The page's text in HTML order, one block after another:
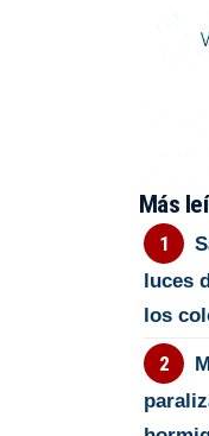
Más
luces
los